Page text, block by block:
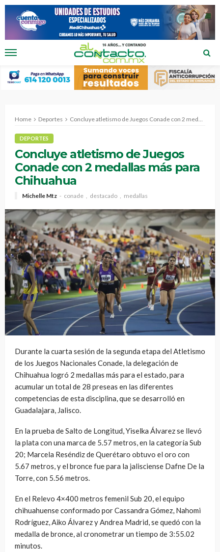
Home Deportes Concluye atletismo de Juegos Conade con 2 medallas más para Chihuahua
DEPORTES
Concluye atletismo de Juegos
Conade con 2 medallas más para
Chihuahua
Michelle Mtz conade destacado medallas
Durante la cuarta sesión de la segunda etapa del Atletismo
de los Juegos Nacionales Conade, la delegación de
Chihuahua logró 2 medallas más para el estado, para
acumular un total de 28 preseas en las diferentes
competencias de esta disciplina, que se desarrolló en
Guadalajara, Jalisco.
En la prueba de Salto de Longitud, Yiselka Álvarez se llevó
la plata con una marca de 5.57 metros, en la categoría Sub
20; Marcela Reséndiz de Querétaro obtuvo el oro con
5.67 metros, y el bronce fue para la jalisciense Dafne De la
Torre, con 5.56 metros.
En el Relevo 4×400 metros femenil Sub 20, el equipo
chihuahuense conformado por Cassandra Gómez, Nahomi
Rodríguez, Aiko Álvarez y Andrea Madrid, se quedó con la
medalla de bronce, al cronometrar un tiempo de 3:55.02
minutos.